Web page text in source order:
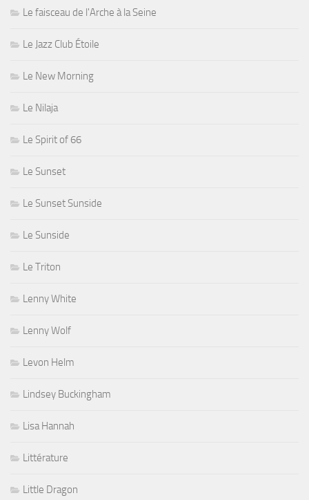
Le faisceau de l'Arche à la Seine
Le Jazz Club Étoile
Le New Morning
Le Nilaja
Le Spirit of 66
Le Sunset
Le Sunset Sunside
Le Sunside
Le Triton
Lenny White
Lenny Wolf
Levon Helm
Lindsey Buckingham
Lisa Hannah
Littérature
Little Dragon